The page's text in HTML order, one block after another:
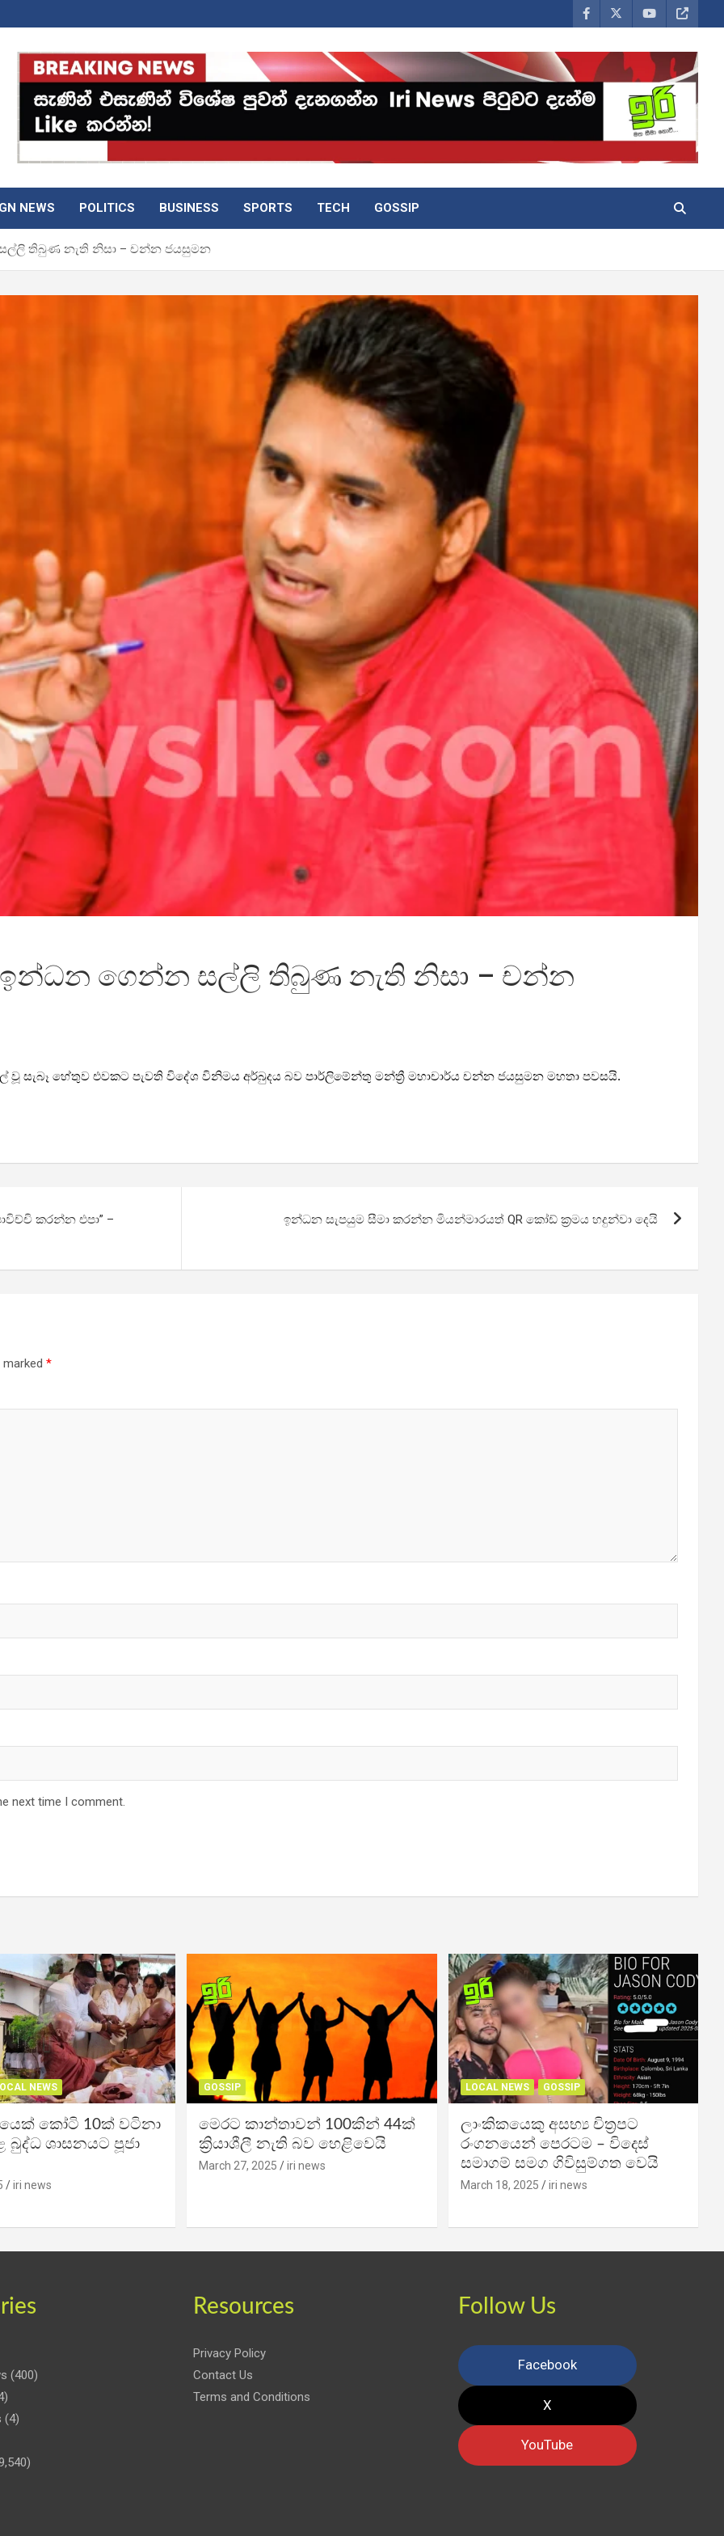
NEWS POLITICS BUSINESS SPORTS TECH GOSSIP
සල්ලි තිබුණ නැති නිසා – චන්න ජයසුමන
ඉන්ධන ගෙන්න සල්ලි තිබුණ නැති නිසා – චන්න
වූ සැබෑ හේතුව එවකට පැවති විදේශ විනිමය අර්බුදය බව පාර්ලිමේන්තු මන්ත්‍රී මහාචාර්ය චන්න ජයසුමන මහතා පවසයි.
කරන්න එපා” –
ඉන්ධන සැපයුම සීමා කරන්න මියන්මාරයත් QR කෝඩ් ක්‍රමය හදුන්වා දෙයි
marked *
next time I comment.
NEWS
කෝටි 10ක් වටිනා
බුද්ධ ශාසනයට පූජා
iri news
GOSSIP
මෙරට කාන්තාවන් 100කින් 44ක්
ක්‍රියාශීලී නැති බව හෙළිවෙයි
March 27, 2025 iri news
LOCAL NEWS GOSSIP
ලාංකිකයෙකු අසභ්‍ය චිත්‍රපට
රංගනයෙන් පෙරටම – විදෙස්
සමාගම් සමග ගිවිසුම්ගත වෙයි
March 18, 2025 iri news
(400)
(4)
Resources
Privacy Policy
Contact Us
Terms and Conditions
Follow Us
Facebook
X
YouTube